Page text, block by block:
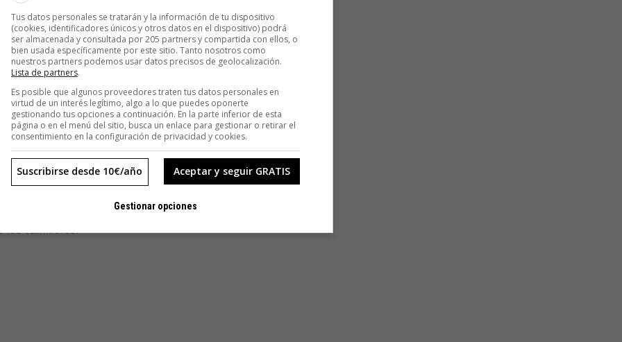
original [.pdf]
es un putón).
madrugadores.
los carnívoros.
Tus datos personales se tratarán y la información de tu dispositivo
(cookies, identificadores únicos y otros datos en el dispositivo) podrá
ser almacenada y consultada por 205 partners y compartida con ellos, o
bien usada específicamente por este sitio. Tanto nosotros como
nuestros partners podemos usar datos precisos de geolocalización.
Lista de partners.
Es posible que algunos proveedores traten tus datos personales en
virtud de un interés legítimo, algo a lo que puedes oponerte
gestionando tus opciones a continuación. En la parte inferior de esta
página o en el menú del sitio, busca un enlace para gestionar o retirar el
consentimiento en la configuración de privacidad y cookies.
Aceptar y seguir GRATIS
Suscribirse desde 10€/año
Gestionar opciones